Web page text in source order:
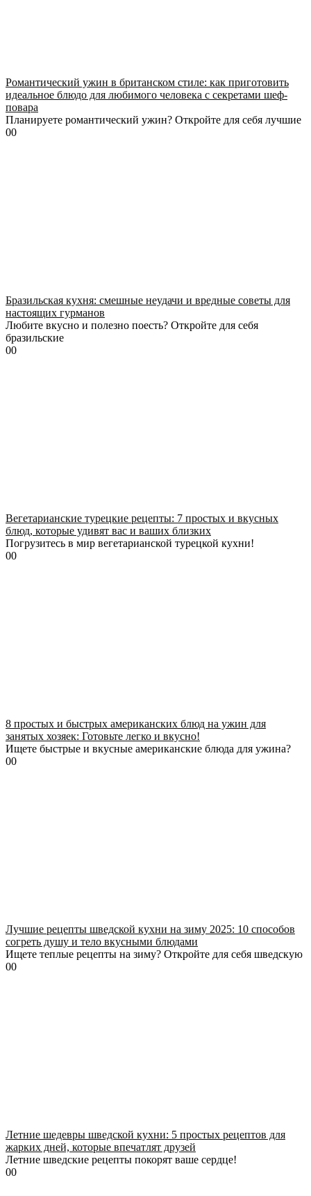
Романтический ужин в британском стиле: как приготовить
идеальное блюдо для любимого человека с секретами шеф-
повара
Планируете романтический ужин? Откройте для себя лучшие
00
Бразильская кухня: смешные неудачи и вредные советы для
настоящих гурманов
Любите вкусно и полезно поесть? Откройте для себя
бразильские
00
Вегетарианские турецкие рецепты: 7 простых и вкусных
блюд, которые удивят вас и ваших близких
Погрузитесь в мир вегетарианской турецкой кухни!
00
8 простых и быстрых американских блюд на ужин для
занятых хозяек: Готовьте легко и вкусно!
Ищете быстрые и вкусные американские блюда для ужина?
00
Лучшие рецепты шведской кухни на зиму 2025: 10 способов
согреть душу и тело вкусными блюдами
Ищете теплые рецепты на зиму? Откройте для себя шведскую
00
Летние шедевры шведской кухни: 5 простых рецептов для
жарких дней, которые впечатлят друзей
Летние шведские рецепты покорят ваше сердце!
00